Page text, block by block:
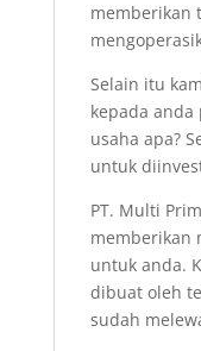
memberikan
Selain itu
kepada
usaha apa?
untuk
PT. Multi
memberikan
untuk anda.
dibuat oleh
sudah